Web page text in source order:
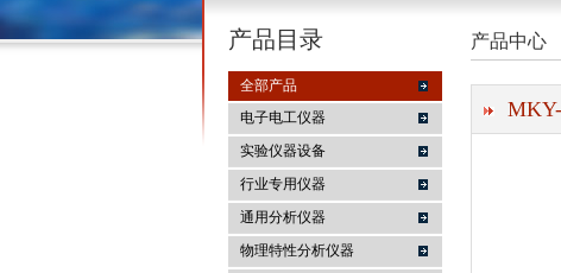
麦科仪（北京）科技有限公司
产品目录
全部产品
电子电工仪器
实验仪器设备
行业专用仪器
通用分析仪器
物理特性分析仪器
产品中心